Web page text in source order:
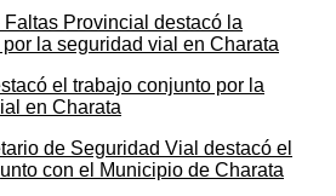
Faltas Provincial destacó la
la seguridad vial en Charata
de Seguridad Vial destacó el
con el Municipio de Charata